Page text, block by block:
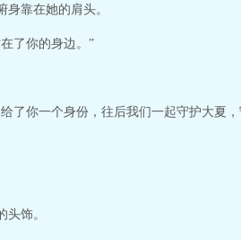
靠在她的肩头。
了你的身边。”
了你一个身份，往后我们一起守护大夏
头饰。